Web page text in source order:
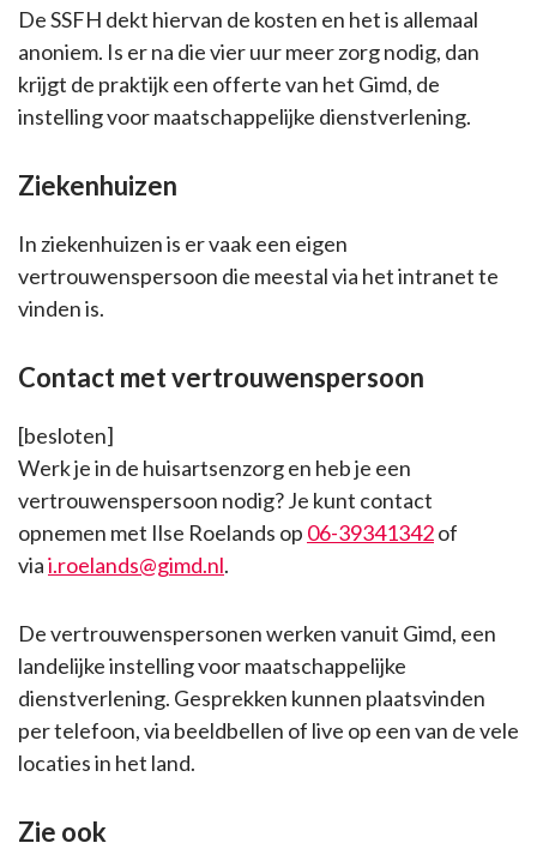
De SSFH dekt hiervan de kosten en het is allemaal
anoniem. Is er na die vier uur meer zorg nodig, dan
krijgt de praktijk een offerte van het Gimd, de
instelling voor maatschappelijke dienstverlening.
Ziekenhuizen
In ziekenhuizen is er vaak een eigen
vertrouwenspersoon die meestal via het intranet te
vinden is.
Contact met vertrouwenspersoon
[besloten]
Werk je in de huisartsenzorg en heb je een
vertrouwenspersoon nodig? Je kunt contact
opnemen met Ilse Roelands op 06-39341342of
viai.roelands@gimd.nl.
De vertrouwenspersonen werken vanuit Gimd, een
landelijke instelling voor maatschappelijke
dienstverlening. Gesprekken kunnen plaatsvinden
per telefoon, via beeldbellen of live op een van de vele
locaties in het land.
Zie ook